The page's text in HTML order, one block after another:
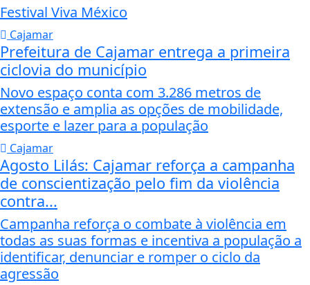
Festival Viva México
Cajamar
Prefeitura de Cajamar entrega a primeira
ciclovia do município
Novo espaço conta com 3.286 metros de
extensão e amplia as opções de mobilidade,
esporte e lazer para a população
Cajamar
Agosto Lilás: Cajamar reforça a campanha
de conscientização pelo fim da violência
contra...
Campanha reforça o combate à violência em
todas as suas formas e incentiva a população a
identificar, denunciar e romper o ciclo da
agressão